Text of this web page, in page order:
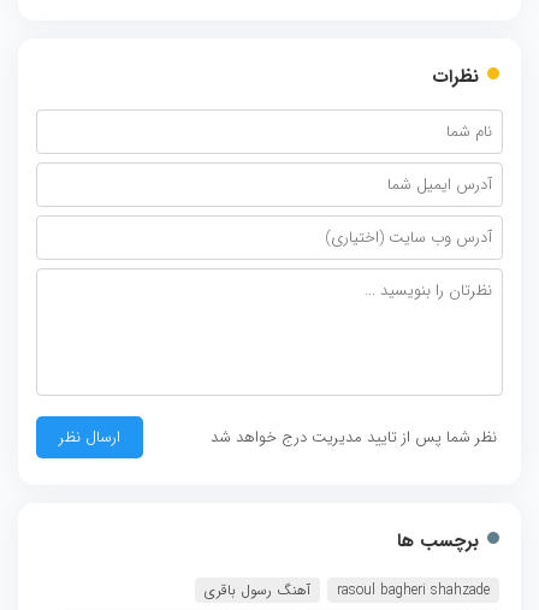
نظرات
نظر شما پس از تایید مدیریت درج خواهد شد
برچسب ها
rasoul bagheri shahzade
آهنگ رسول باقری